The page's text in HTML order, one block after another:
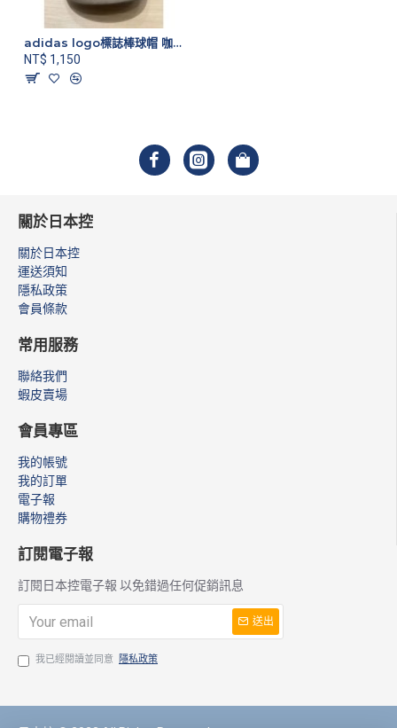
adidas logo標誌棒球帽 咖啡色
NT$ 1,150
關於日本控
關於日本控
運送須知
隱私政策
會員條款
常用服務
聯絡我們
蝦皮賣場
會員專區
我的帳號
我的訂單
電子報
購物禮券
訂閱電子報
訂閱日本控電子報 以免錯過任何促銷訊息
送出
我已經閱讀並同意 隱私政策